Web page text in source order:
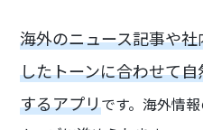
海外のニュース記事や
したトーンに合わせて
するアプリです。海外情